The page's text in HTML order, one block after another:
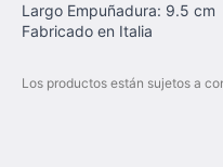
Largo Empuñadura: 9.5 cm
Fabricado en Italia
Los productos están sujetos a